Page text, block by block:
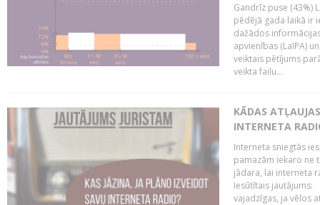
Gandrīz puse (43%)
pēdējā gada laikā ir
dažādos
apvienības (LaIPA)
veiktais pētījums
veikta failu...
KĀDAS
INTERNETA
Interneta sniegtās
pamazām iekaro ne
jādara, lai interneta
Iesūtītais jautājums:
vajadzīgas, ja vēlos